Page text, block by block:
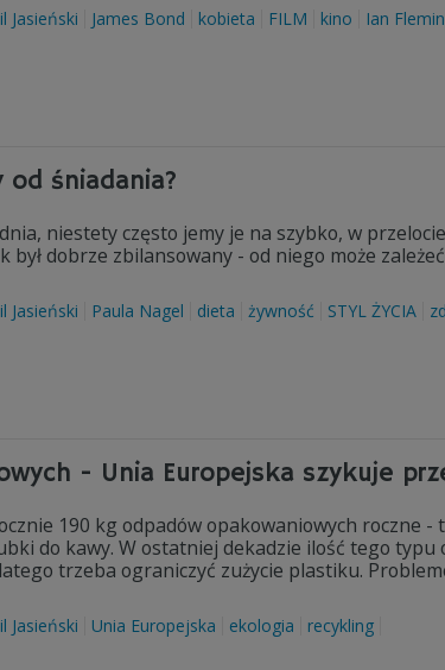
Jasieński James Bond kobieta FILM kino Ian
śniadania?
niestety często jemy je na szybko, w
był dobrze zbilansowany - od niego może
Jasieński Paula Nagel dieta żywność STYL ŻYCIA
- Unia Europejska szykuje
190 kg odpadów opakowaniowych roczne -
do kawy. W ostatniej dekadzie ilość tego typu
trzeba ograniczyć zużycie plastiku.
Jasieński Unia Europejska ekologia recykling